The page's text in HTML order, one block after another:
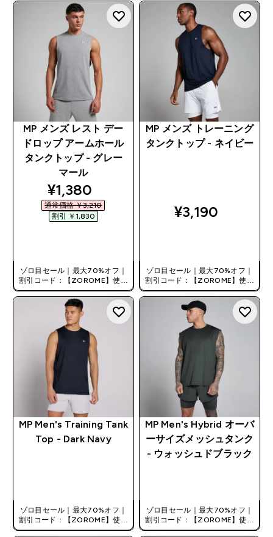
MP メンズ レスト デー
ドロップ アームホール
タンクトップ - グレー
マール
discounted price
¥1,380‎
通常価格 ￥3,210‎
割引 ￥1,830‎
ゾロ目セール｜最大70%オフ｜
割引コード：【ZOROME】使用
で追加10%オフ！
MP メンズ トレーニング
タンクトップ - ネイビー
¥3,190‎
ゾロ目セール｜最大70%オフ｜
割引コード：【ZOROME】使用
で追加10%オフ！
MP Men's Training Tank
Top - Dark Navy
ゾロ目セール｜最大70%オフ｜
割引コード：【ZOROME】使用
で追加10%オフ！
MP Men's Hybrid オーバ
ーサイズメッシュタンク
- ウォッシュドブラック
ゾロ目セール｜最大70%オフ｜
割引コード：【ZOROME】使用
で追加10%オフ！